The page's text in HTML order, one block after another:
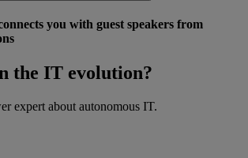
you with guest speakers from
the IT evolution?
expert about autonomous IT.